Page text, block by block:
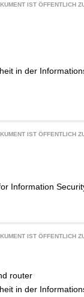
IST ÖFFENTLICH
in der
IST ÖFFENTLICH
Information
IST ÖFFENTLICH
router
in der